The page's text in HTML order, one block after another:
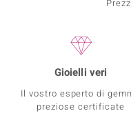
Gioielli veri
Il vostro esperto di
preziose certificate